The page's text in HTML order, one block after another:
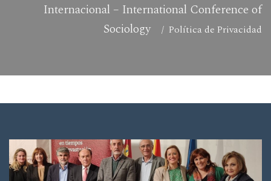
Internacional – International Conference of
Sociology
/ Política de Privacidad